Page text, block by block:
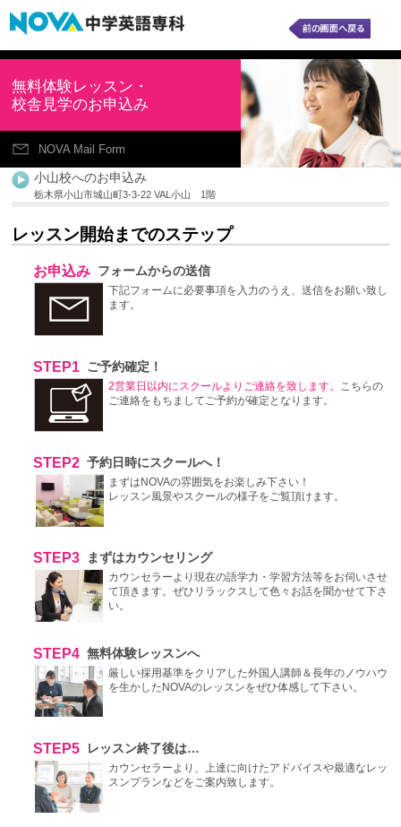
無料体験レッスン・
校舎見学のお申込み
NOVA Mail Form
小山校へのお申込み
栃木県小山市城山町3-3-22 VAL小山 1階
レッスン開始までのステップ
お申込み フォームからの送信
下記フォームに必要事項を入力のうえ、送信をお願い致し
ます。
STEP1 ご予約確定！
2営業日以内にスクールよりご連絡を致します。
こちらの
ご連絡をもちましてご予約が確定となります。
STEP2 予約日時にスクールへ！
まずはNOVAの雰囲気をお楽しみ下さい！
レッスン風景やスクールの様子をご覧頂けます。
STEP3 まずはカウンセリング
カウンセラーより現在の語学力・学習方法等をお伺いさせ
て頂きます。ぜひリラックスして色々お話を聞かせて下さ
い。
STEP4 無料体験レッスンへ
厳しい採用基準をクリアした外国人講師＆長年のノウハウ
を生かしたNOVAのレッスンをぜひ体感して下さい。
STEP5 レッスン終了後は…
カウンセラーより、上達に向けたアドバイスや最適なレッ
スンプランなどをご案内致します。